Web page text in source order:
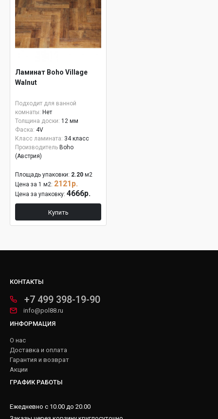
Ламинат Boho Village
Walnut
Подходит для ванной
комнаты: Нет
Толщина доски: 12 мм
Фаска: 4V
Класс ламината: 34 класс
Производитель Boho
(Австрия)
Площадь упаковки: 2.20 м2
Цена за 1 м2: 2121р.
Цена за упаковку: 4666р.
Купить
КОНТАКТЫ
+7 499 398-19-90
info@pol88.ru
ИНФОРМАЦИЯ
О нас
Доставка и оплата
Гарантия и возврат
Акции
ГРАФИК РАБОТЫ
Ежедневно с 10.00 до 20.00